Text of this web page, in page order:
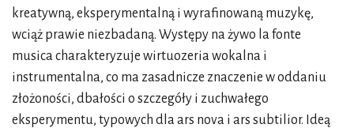
kreatywną, eksperymentalną i wyrafinowaną muzykę,
wciąż prawie niezbadaną. Występy na żywo la fonte
musica charakteryzuje wirtuozeria wokalna i
instrumentalna, co ma zasadnicze znaczenie w oddaniu
złożoności, dbałości o szczegóły i zuchwałego
eksperymentu, typowych dla ars nova i ars subtilior. Ideą